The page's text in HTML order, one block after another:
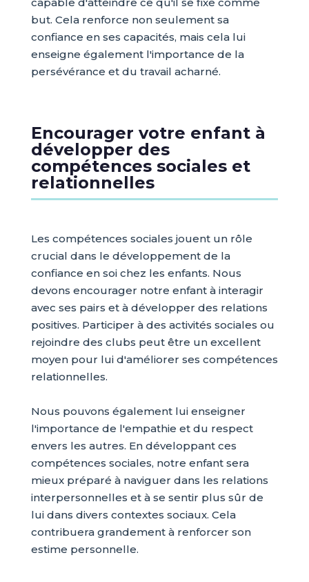
but. Cela renforce non seulement sa
confiance en ses capacités, mais cela lui
enseigne également l'importance de la
persévérance et du travail acharné.
Encourager votre enfant à
développer des
compétences sociales et
relationnelles
Les compétences sociales jouent un rôle
crucial dans le développement de la
confiance en soi chez les enfants. Nous
devons encourager notre enfant à interagir
avec ses pairs et à développer des relations
positives. Participer à des activités sociales ou
rejoindre des clubs peut être un excellent
moyen pour lui d'améliorer ses compétences
relationnelles.
Nous pouvons également lui enseigner
l'importance de l'empathie et du respect
envers les autres. En développant ces
compétences sociales, notre enfant sera
mieux préparé à naviguer dans les relations
interpersonnelles et à se sentir plus sûr de
lui dans divers contextes sociaux. Cela
contribuera grandement à renforcer son
estime personnelle.